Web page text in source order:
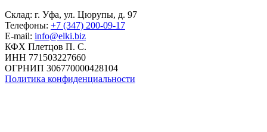
Склад: г. Уфа, ул. Цюрупы, д. 97
Телефоны: +7 (347) 200-09-17
E-mail: info@elki.biz
КФХ Плетцов П. С.
ИНН 771503227660
ОГРНИП 306770000428104
Политика конфиденциальности